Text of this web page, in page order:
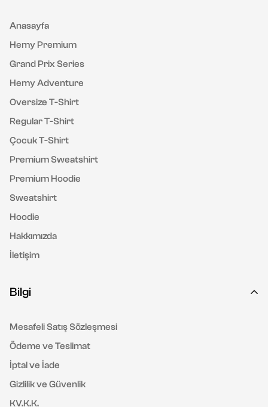
Anasayfa
Hemy Premium
Grand Prix Series
Hemy Adventure
Oversize T-Shirt
Regular T-Shirt
Çocuk T-Shirt
Premium Sweatshirt
Premium Hoodie
Sweatshirt
Hoodie
Hakkımızda
İletişim
Bilgi
Mesafeli Satış Sözleşmesi
Ödeme ve Teslimat
İptal ve İade
Gizlilik ve Güvenlik
KV.K.K.